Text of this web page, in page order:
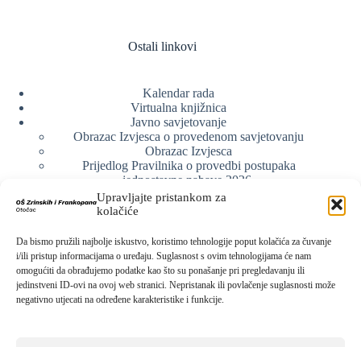
Upravljajte pristankom za
kolačiće
Da bismo pružili najbolje iskustvo, koristimo tehnologije poput kolačića za čuvanje
i/ili pristup informacijama o uređaju. Suglasnost s ovim tehnologijama će nam
omogućiti da obrađujemo podatke kao što su ponašanje pri pregledavanju ili
jedinstveni ID-ovi na ovoj web stranici. Nepristanak ili povlačenje suglasnosti može
negativno utjecati na određene karakteristike i funkcije.
Ostali linkovi
Kalendar rada
Virtualna knjižnica
Javno savjetovanje
Obrazac Izvjesca o provedenom savjetovanju
Obrazac Izvjesca
Prijedlog Pravilnika o provedbi postupaka
jednostavne nabave 2026.
Obrazlozenje uz prijedlog Pravilnika o provedbi
postupka jednostavne nabave
Web arhiva
Politika o zaštiti privatnosti